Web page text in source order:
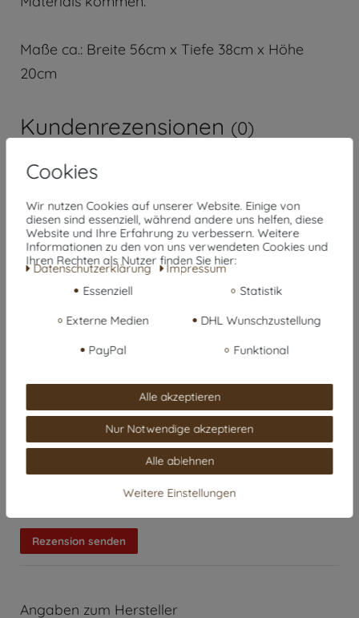
Maße ca.: Breite 56cm x Tiefe 38cm x Höhe
20cm
Kundenrezensionen (0)
5
0
4
0
3
0
2
0
Rezension senden
Angaben zum Hersteller
Cookies
Wir nutzen Cookies auf unserer Website. Einige von
diesen sind essenziell, während andere uns helfen, diese
Website und Ihre Erfahrung zu verbessern. Weitere
Informationen zu den von uns verwendeten Cookies und
Ihren Rechten als Nutzer finden Sie hier:
Daten­schutz­erklärung
Impressum
Essenziell
Statistik
Externe Medien DHL Wunschzustellung
PayPal Funktional
Alle akzeptieren
Nur Notwendige akzeptieren
Alle ablehnen
Weitere Einstellungen